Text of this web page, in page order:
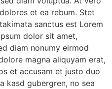
et ea rebum. Stet
sanctus est Lorem
dolor sit amet,
diam nonumy eirmod
magna aliquyam erat,
et accusam et justo duo
kasd gubergren, no sea